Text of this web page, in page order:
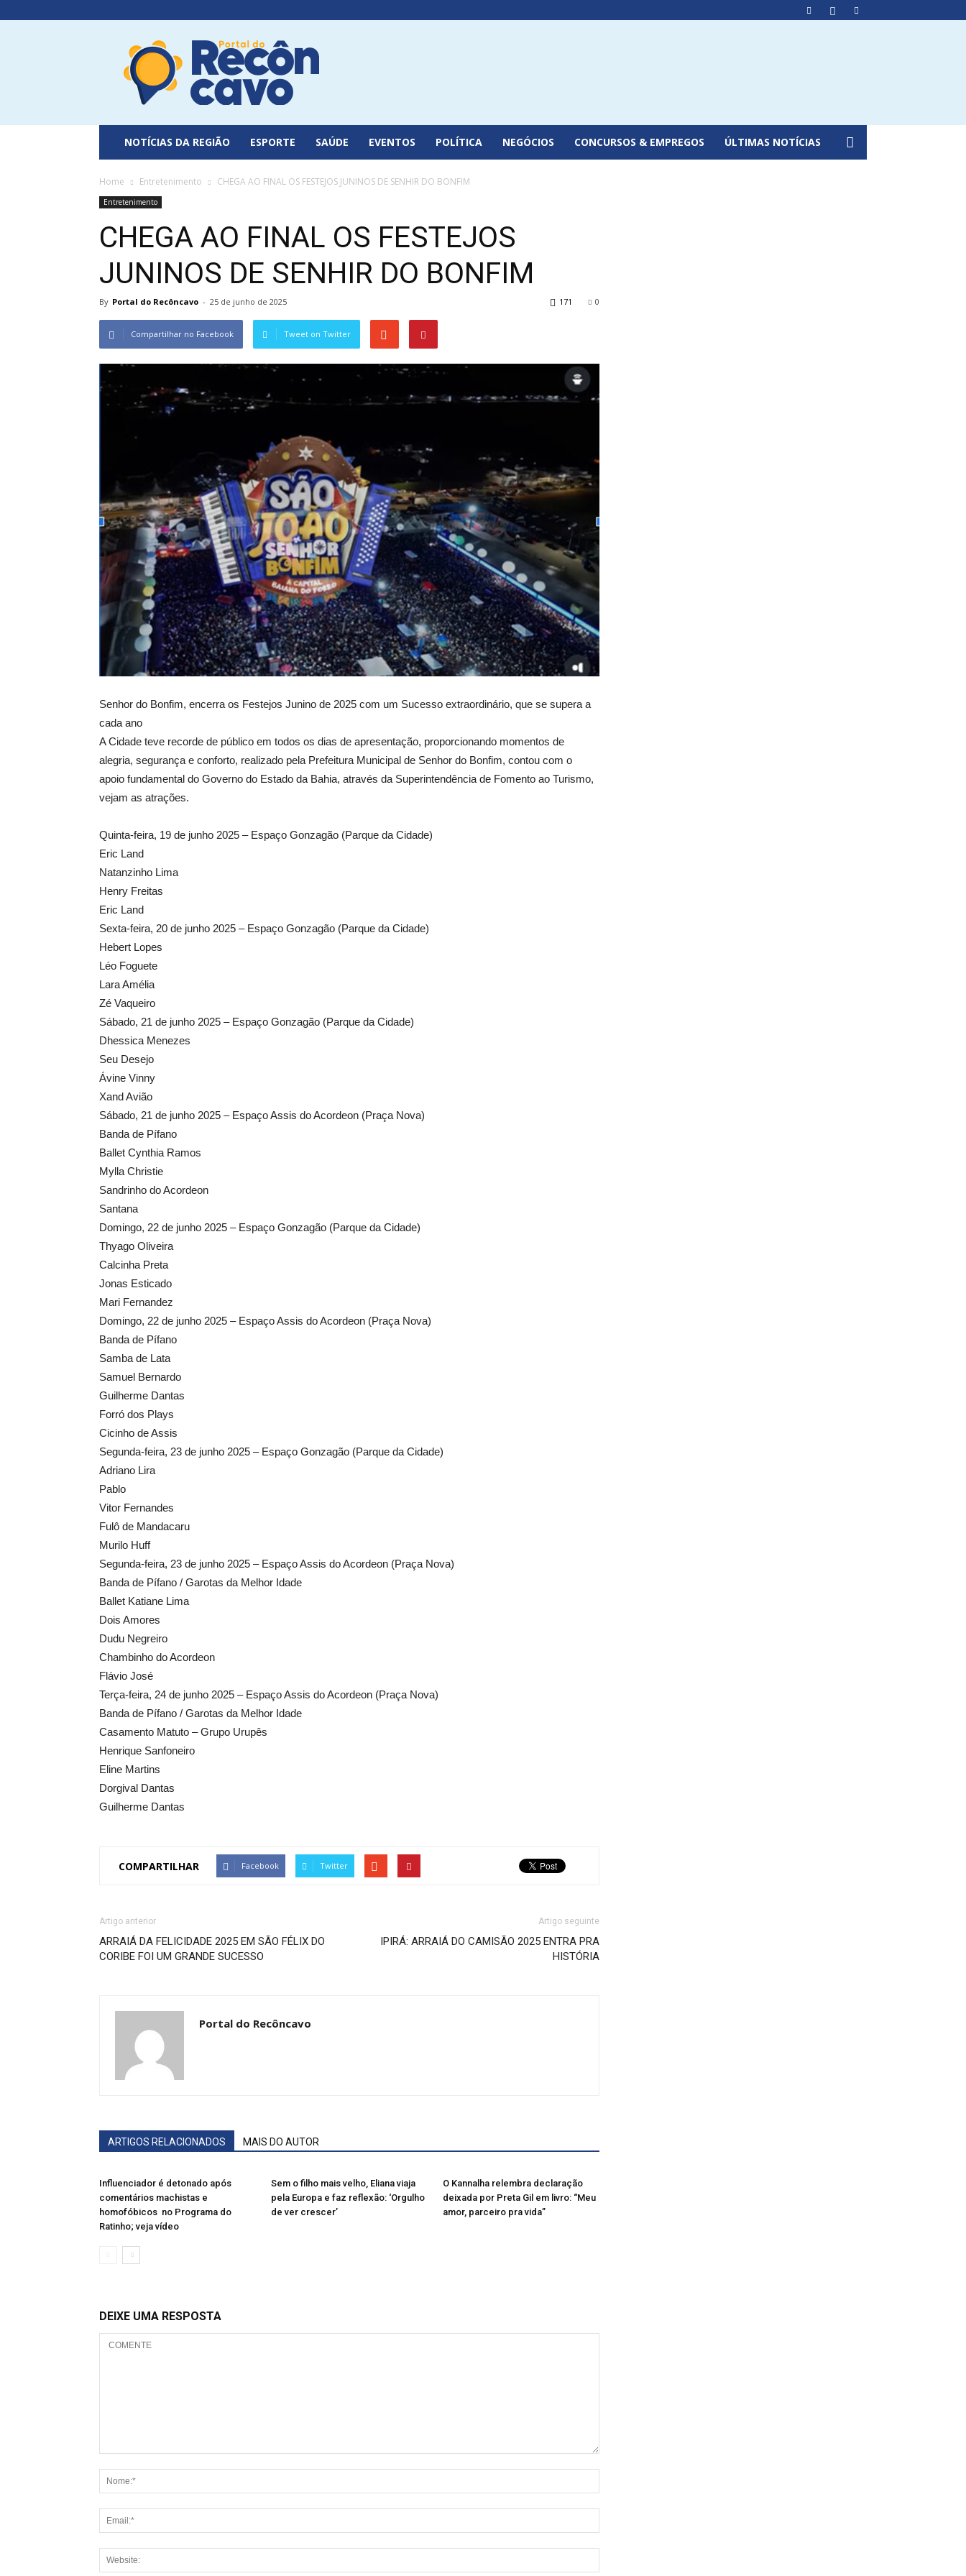
Portal
do
Recôncavo
NOTÍCIAS DA REGIÃO ESPORTE SAÚDE EVENTOS POLÍTICA NEGÓCIOS CONCURSOS & EMPREGOS ÚLTIMAS NOTÍCIAS
Home Entretenimento CHEGA AO FINAL OS FESTEJOS JUNINOS DE SENHIR DO BONFIM
Entretenimento
CHEGA AO FINAL OS FESTEJOS
JUNINOS DE SENHIR DO BONFIM
By Portal do Recôncavo - 25 de junho de 2025 0
171
Compartilhar no Facebook Tweet on Twitter
Senhor do Bonfim, encerra os Festejos Junino de 2025 com um Sucesso extraordinário, que se supera a
cada ano
A Cidade teve recorde de público em todos os dias de apresentação, proporcionando momentos de
alegria, segurança e conforto, realizado pela Prefeitura Municipal de Senhor do Bonfim, contou com o
apoio fundamental do Governo do Estado da Bahia, através da Superintendência de Fomento ao Turismo,
vejam as atrações.
Quinta-feira, 19 de junho 2025 – Espaço Gonzagão (Parque da Cidade)
Eric Land
Natanzinho Lima
Henry Freitas
Eric Land
Sexta-feira, 20 de junho 2025 – Espaço Gonzagão (Parque da Cidade)
Hebert Lopes
Léo Foguete
Lara Amélia
Zé Vaqueiro
Sábado, 21 de junho 2025 – Espaço Gonzagão (Parque da Cidade)
Dhessica Menezes
Seu Desejo
Ávine Vinny
Xand Avião
Sábado, 21 de junho 2025 – Espaço Assis do Acordeon (Praça Nova)
Banda de Pífano
Ballet Cynthia Ramos
Mylla Christie
Sandrinho do Acordeon
Santana
Domingo, 22 de junho 2025 – Espaço Gonzagão (Parque da Cidade)
Thyago Oliveira
Calcinha Preta ⁠
Jonas Esticado
Mari Fernandez
Domingo, 22 de junho 2025 – Espaço Assis do Acordeon (Praça Nova)
Banda de Pífano
Samba de Lata
Samuel Bernardo
Guilherme Dantas
Forró dos Plays
Cicinho de Assis
Segunda-feira, 23 de junho 2025 – Espaço Gonzagão (Parque da Cidade)
Adriano Lira
Pablo
Vitor Fernandes
Fulô de Mandacaru
Murilo Huff
Segunda-feira, 23 de junho 2025 – Espaço Assis do Acordeon (Praça Nova)
Banda de Pífano / Garotas da Melhor Idade
Ballet Katiane Lima
Dois Amores
Dudu Negreiro
Chambinho do Acordeon
Flávio José
Terça-feira, 24 de junho 2025 – Espaço Assis do Acordeon (Praça Nova)
Banda de Pífano / Garotas da Melhor Idade
Casamento Matuto – Grupo Urupês
Henrique Sanfoneiro
Eline Martins
Dorgival Dantas
Guilherme Dantas
COMPARTILHAR Facebook Twitter
Artigo anterior
ARRAIÁ DA FELICIDADE 2025 EM SÃO FÉLIX DO
CORIBE FOI UM GRANDE SUCESSO
Artigo seguinte
IPIRÁ: ARRAIÁ DO CAMISÃO 2025 ENTRA PRA
HISTÓRIA
Portal do Recôncavo
ARTIGOS RELACIONADOS MAIS DO AUTOR
Influenciador é detonado após
comentários machistas e
homofóbicos no Programa do
Ratinho; veja vídeo
Sem o filho mais velho, Eliana viaja
pela Europa e faz reflexão: ‘Orgulho
de ver crescer’
O Kannalha relembra declaração
deixada por Preta Gil em livro: “Meu
amor, parceiro pra vida”
DEIXE UMA RESPOSTA